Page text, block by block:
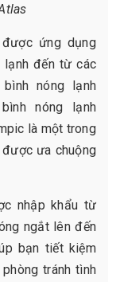
ứng dụng
lạnh đến từ các
nóng lạnh
nóng lạnh
là một trong
ưa chuộng
nhập khẩu từ
ngắt lên đến
bạn tiết kiệm
tránh tình